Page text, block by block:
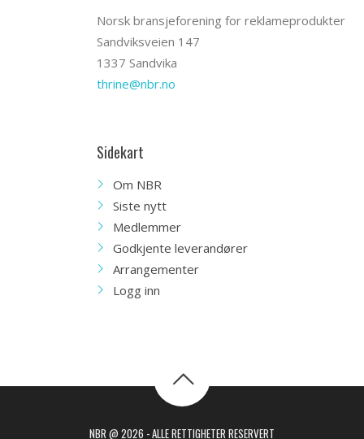
Norsk bransjeforening for reklameprodukter
Sandviksveien 147
1337 Sandvika
thrine@nbr.no
Sidekart
Om NBR
Siste nytt
Medlemmer
Godkjente leverandører
Arrangementer
Logg inn
NBR @ 2026 - ALLE RETTIGHETER RESERVERT